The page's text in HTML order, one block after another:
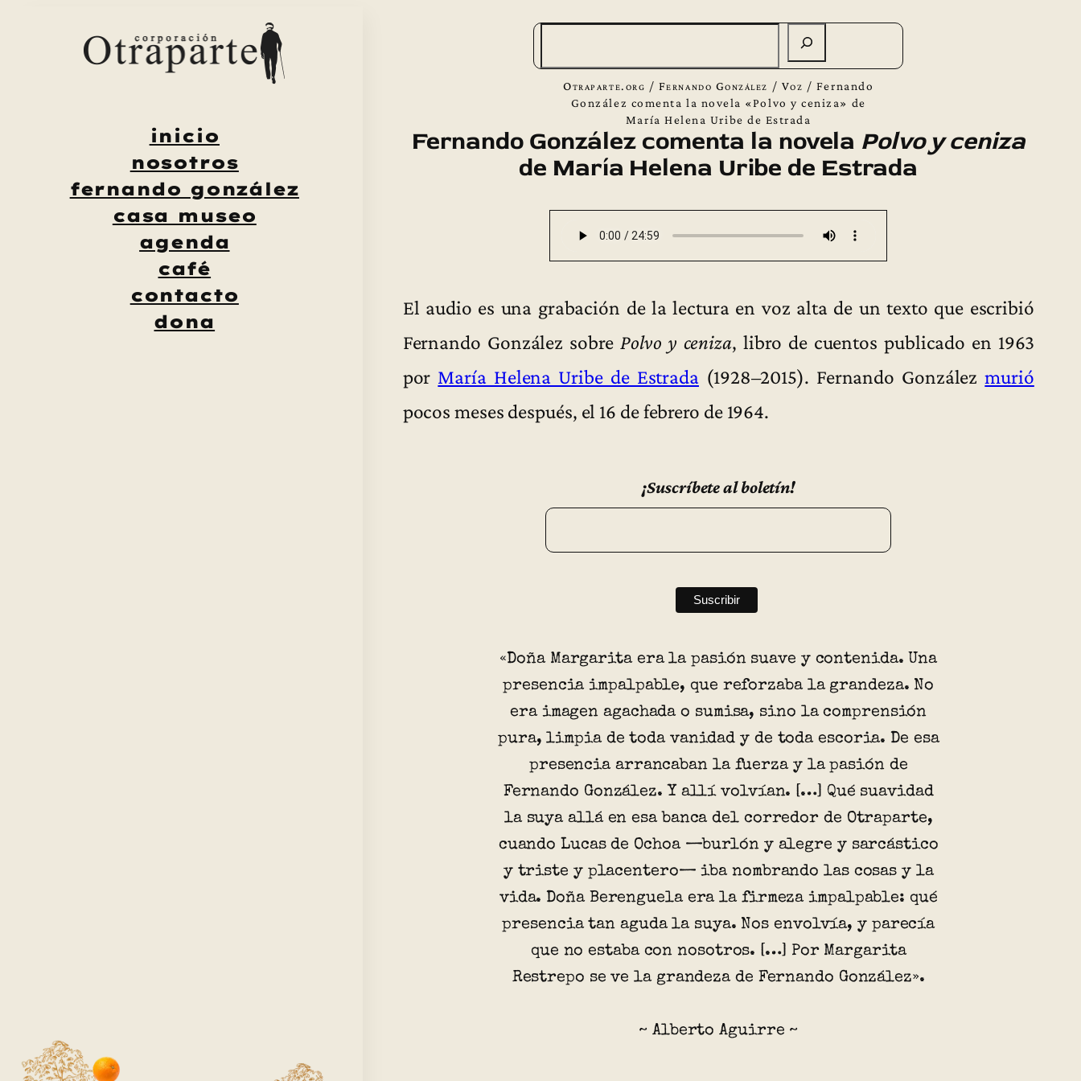
inicio
nosotros
fernando gonzález
casa museo
agenda
café
contacto
dona
r
Otraparte.org / Fernando González / Voz / Fernando
González comenta la novela «Polvo y ceniza» de
María Helena Uribe de Estrada
Fernando González comenta la novela Polvo y ceniza
de María Helena Uribe de Estrada
El audio es una grabación de la lectura en voz alta de un texto que escribió
Fernando González sobre Polvo y ceniza, libro de cuentos publicado en 1963
por María Helena Uribe de Estrada (1928–2015). Fernando Gonzálezmurió
pocos meses después, el 16 de febrero de 1964.
¡Suscríbete al boletín!
«Doña Margarita era la pasión suave y contenida. Una
presencia impalpable, que reforzaba la grandeza. No
era imagen agachada o sumisa, sino la comprensión
pura, limpia de toda vanidad y de toda escoria. De esa
presencia arrancaban la fuerza y la pasión de
Fernando González. Y allí volvían. […] Qué suavidad
la suya allá en esa banca del corredor de Otraparte,
cuando Lucas de Ochoa —burlón y alegre y sarcástico
y triste y placentero— iba nombrando las cosas y la
vida. Doña Berenguela era la firmeza impalpable: qué
presencia tan aguda la suya. Nos envolvía, y parecía
que no estaba con nosotros. […] Por Margarita
Restrepo se ve la grandeza de Fernando González».
~ Alberto Aguirre ~